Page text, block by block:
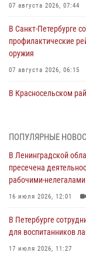
07 августа 2026, 07:44
В Санкт-Петербурге
профилактические
оружия
07 августа 2026, 06:15
В Красносельском
06 августа 2026, 13:39
В Центральном
хулигана,
домами
06 августа 2026, 11:36
Сотрудники и
правопорядок при
06 августа 2026, 07:30
ПОПУЛЯРНЫЕ
В Ленинградской
пресечена
рабочими-нелегалами
16 июля 2026, 12:01
В Петербурге
для воспитанников
17 июля 2026, 11:27